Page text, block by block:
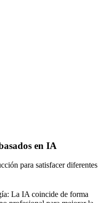
en IA
para satisfacer diferentes
La IA coincide de forma